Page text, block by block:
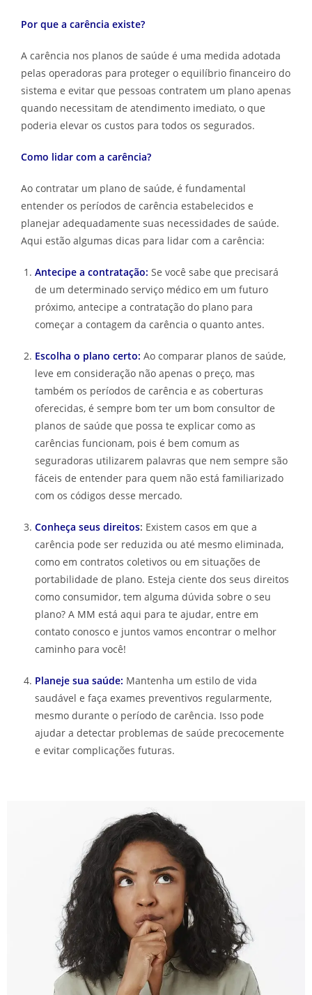
Por que a carência existe?
A carência nos planos de saúde é uma medida adotada
pelas operadoras para proteger o equilíbrio financeiro do
sistema e evitar que pessoas contratem um plano apenas
quando necessitam de atendimento imediato, o que
poderia elevar os custos para todos os segurados.
Como lidar com a carência?
Ao contratar um plano de saúde, é fundamental
entender os períodos de carência estabelecidos e
planejar adequadamente suas necessidades de saúde.
Aqui estão algumas dicas para lidar com a carência:
Antecipe a contratação: Se você sabe que precisará
de um determinado serviço médico em um futuro
próximo, antecipe a contratação do plano para
começar a contagem da carência o quanto antes.
Escolha o plano certo: Ao comparar planos de saúde,
leve em consideração não apenas o preço, mas
também os períodos de carência e as coberturas
oferecidas, é sempre bom ter um bom consultor de
planos de saúde que possa te explicar como as
carências funcionam, pois é bem comum as
seguradoras utilizarem palavras que nem sempre são
fáceis de entender para quem não está familiarizado
com os códigos desse mercado.
Conheça seus direitos: Existem casos em que a
carência pode ser reduzida ou até mesmo eliminada,
como em contratos coletivos ou em situações de
portabilidade de plano. Esteja ciente dos seus direitos
como consumidor, tem alguma dúvida sobre o seu
plano? A MM está aqui para te ajudar, entre em
contato conosco e juntos vamos encontrar o melhor
caminho para você!
Planeje sua saúde: Mantenha um estilo de vida
saudável e faça exames preventivos regularmente,
mesmo durante o período de carência. Isso pode
ajudar a detectar problemas de saúde precocemente
e evitar complicações futuras.